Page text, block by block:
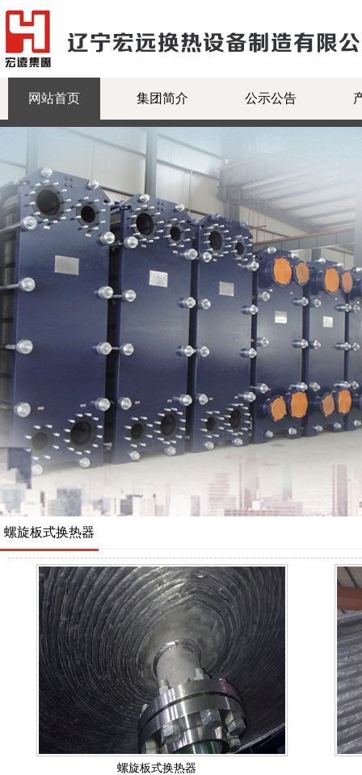
网站首页 集团简介 公示公告
螺旋板式换热器
螺旋板式换热器